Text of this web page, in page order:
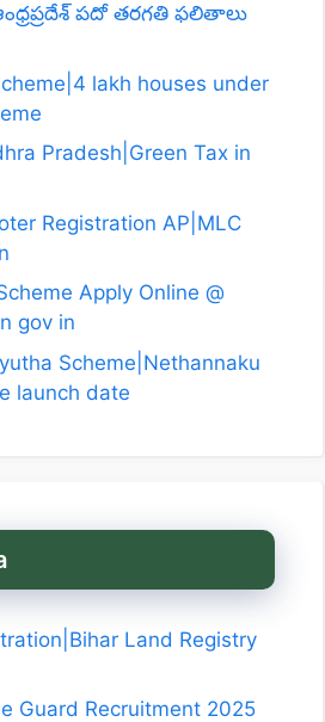
పదో తరగతి ఫలితాలు
lakh houses under
Pradesh|Green Tax in
Registration AP|MLC
Apply Online @
gov in
Scheme|Nethannaku
launch date
Land Registry
Guard Recruitment 2025